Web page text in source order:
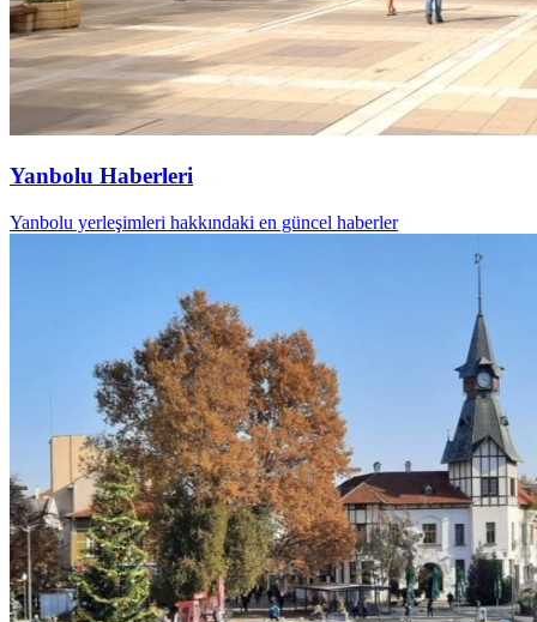
Yanbolu Haberleri
Yanbolu yerleşimleri hakkındaki en güncel haberler